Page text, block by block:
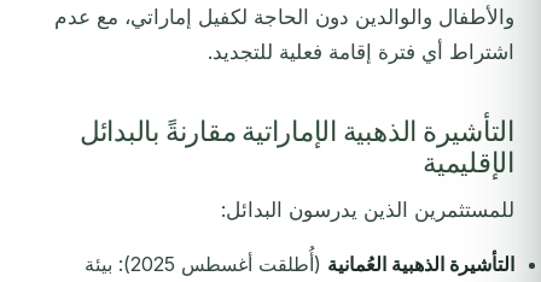
والأطفال والوالدين دون الحاجة لكفيل إماراتي، مع عدم
اشتراط أي فترة إقامة فعلية للتجديد.
التأشيرة الذهبية الإماراتية مقارنةً بالبدائل
الإقليمية
للمستثمرين الذين يدرسون البدائل:
التأشيرة الذهبية العُمانية
(أُطلقت أغسطس 2025): بيئة